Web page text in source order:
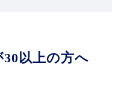
以上の方へ